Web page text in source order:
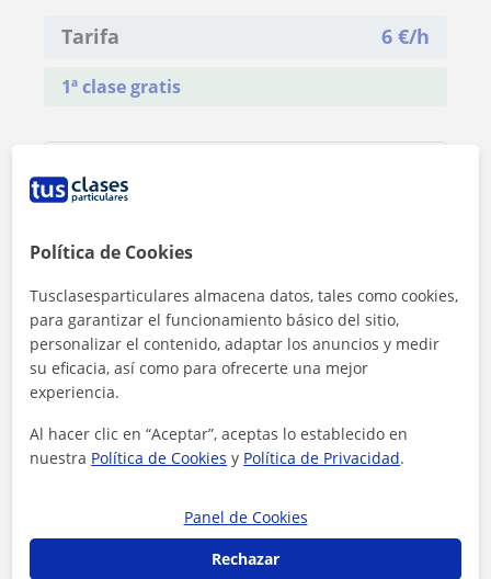
Tarifa 6 €/h
1ª clase gratis
Al hacer clic, aceptas nuestroaviso legaly de
Política de Cookies
Tusclasesparticulares almacena datos, tales como cookies,
para garantizar el funcionamiento básico del sitio,
personalizar el contenido, adaptar los anuncios y medir
su eficacia, así como para ofrecerte una mejor
experiencia.
Al hacer clic en “Aceptar”, aceptas lo establecido en
nuestra Política de Cookies y Política de Privacidad.
Panel de Cookies
Rechazar